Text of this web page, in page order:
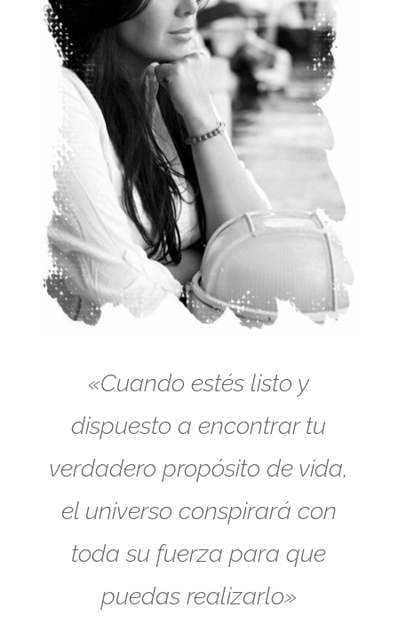
«Cuando estés listo y
dispuesto a encontrar tu
verdadero propósito de vida,
el universo conspirará con
toda su fuerza para que
puedas realizarlo»